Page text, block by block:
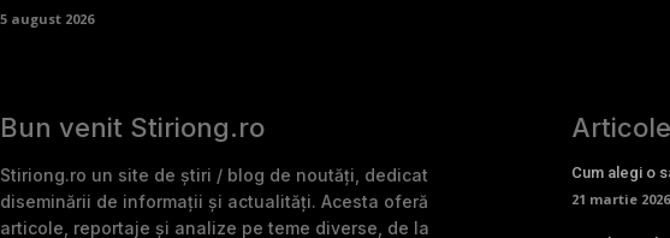
5 august 2026
Bun venit Stiriong.ro
Stiriong.ro un site de știri / blog de noutăți, dedicat
diseminării de informații și actualități. Acesta oferă
articole, reportaje și analize pe teme diverse, de la
Cum alegi o
21 martie 2026